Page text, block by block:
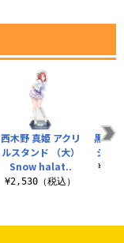
西木野 真姫 アクリ
ルスタンド （大）
Snow halat..
¥2,530（税込）
黒澤
ショ